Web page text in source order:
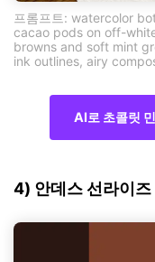
프롬프트: watercolor
cacao pods on off-
browns and soft mint
ink outlines, airy
AI로 초콜릿
4) 안데스 선라이즈